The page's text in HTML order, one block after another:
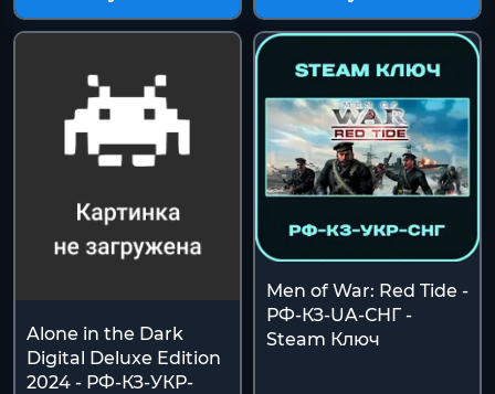
Alone in the Dark
Digital Deluxe Edition
2024 - РФ-КЗ-УКР-
Men of War: Red Tide -
РФ-КЗ-UA-СНГ -
Steam Ключ